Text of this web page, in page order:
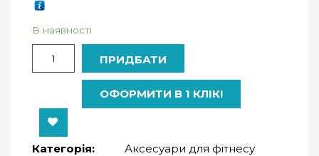
В наявності
ПРИДБАТИ
ОФОРМИТИ В 1 КЛІК!
Категорія: Аксесуари для фітнесу